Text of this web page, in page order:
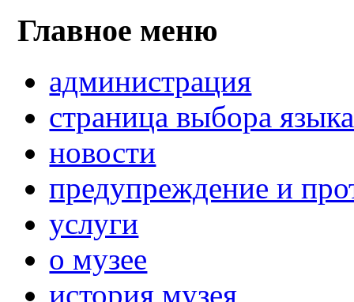
Главное меню
администрация
страница выбора языка
новости
предупреждение и
услуги
о музее
история музея